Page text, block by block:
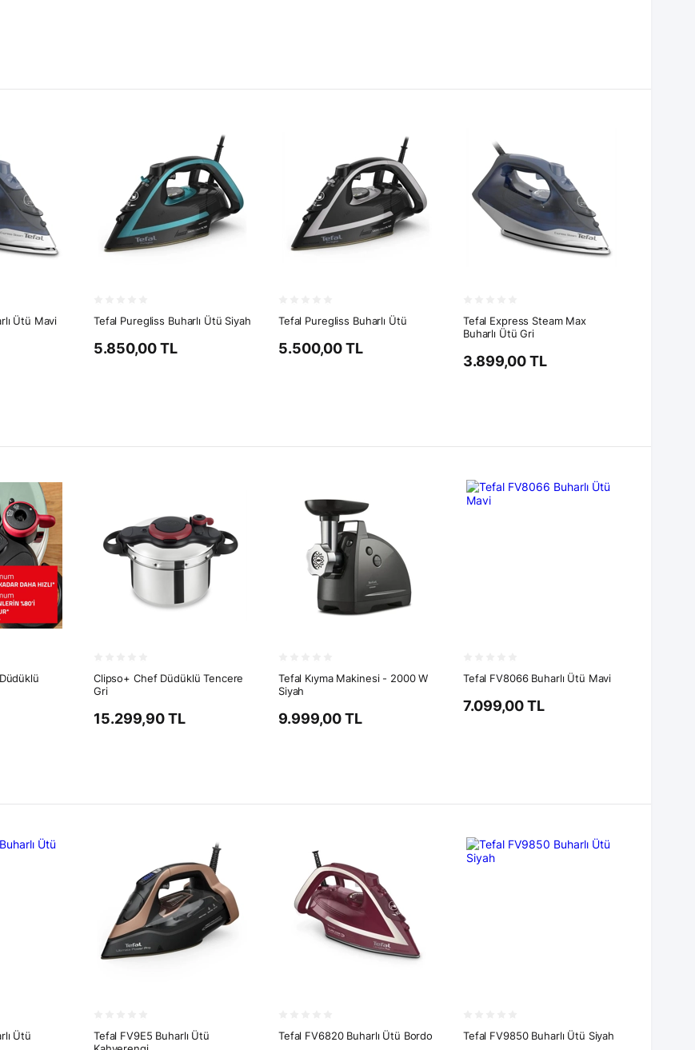
Ütü Mavi Tefal Puregliss Buharlı Ütü Siyah
5.850,00 TL
Tefal Puregliss Buharlı Ütü
5.500,00 TL
Tefal Express Steam Max
Buharlı Ütü Gri
3.899,00 TL
Clipso+ Chef Düdüklü Tencere
Gri
15.299,90 TL
Tefal Kıyma Makinesi - 2000 W
Siyah
9.999,00 TL
Tefal FV8066 Buharlı Ütü Mavi
7.099,00 TL
Ütü
Tefal FV9E5 Buharlı Ütü
Tefal FV6820 Buharlı Ütü Bordo Tefal FV9850 Buharlı Ütü Siyah